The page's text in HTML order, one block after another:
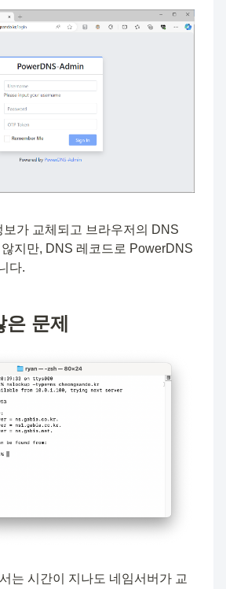
보가 교체되고 브라우저의 DNS
지만, DNS 레코드로 PowerDNS
다.
은 문제
는 시간이 지나도 네임서버가 교